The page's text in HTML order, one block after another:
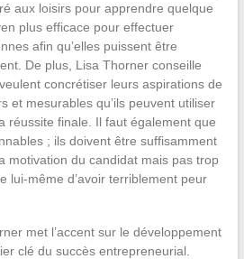
aux loisirs pour apprendre quelque
plus efficace pour effectuer
afin qu’elles puissent être
De plus, Lisa Thorner conseille
concrétiser leurs aspirations de
et mesurables qu’ils peuvent utiliser
réussite finale. Il faut également que
; ils doivent être suffisamment
motivation du candidat mais pas trop
lui-même d’avoir terriblement peur
met l’accent sur le développement
clé du succès entrepreneurial.